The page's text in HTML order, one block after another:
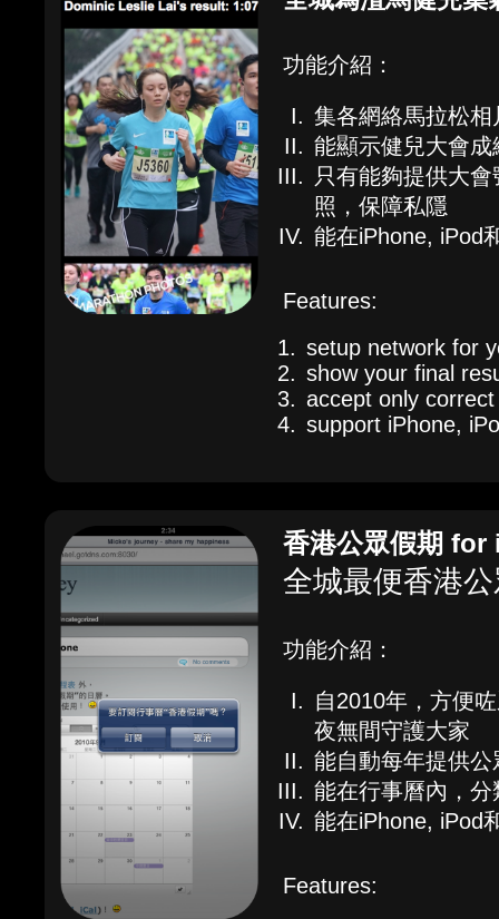
功能介紹：
集各網絡馬拉松
能顯示健兒大會成
只有能夠提供大
照，保障私隱
能在iPhone, iPod
Features:
setup network for
show your final
accept only
support iPhone,
香港公眾假期
全城最便香港
功能介紹：
自2010年，方便
夜無間守護大家
能自動每年提供公
能在行事曆內，
能在iPhone, iPod
Features: